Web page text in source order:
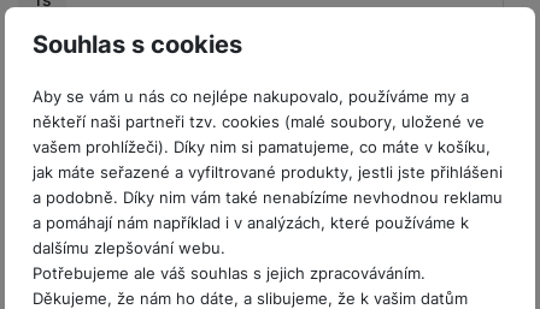
Souhlas s cookies
Aby se vám u nás co nejlépe nakupovalo, používáme my a
někteří naši partneři tzv. cookies (malé soubory, uložené ve
vašem prohlížeči). Díky nim si pamatujeme, co máte v košíku,
jak máte seřazené a vyfiltrované produkty, jestli jste přihlášeni
a podobně. Díky nim vám také nenabízíme nevhodnou reklamu
a pomáhají nám například i v analýzách, které používáme k
dalšímu zlepšování webu.
Potřebujeme ale váš souhlas s jejich zpracováváním.
Děkujeme, že nám ho dáte, a slibujeme, že k vašim datům
P
o
fi
r
m
y
V
ý
BALENÍ
Hmotnost balení
Délka balení 24,6 CM
Šířka balení 9,1 CM
Výška balení 4,7 CM